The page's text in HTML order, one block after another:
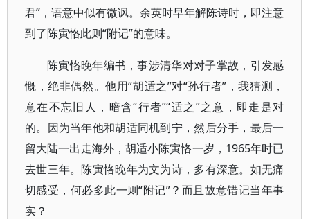
君”，语意中似有微讽。余英时早年解陈诗时，即注意
到了陈寅恪此则“附记”的意味。
陈寅恪晚年编书，事涉清华对对子掌故，引发感
慨，绝非偶然。他用“胡适之”对“孙行者”，我猜测，
意在不忘旧人，暗含“行者”“适之”之意，即走是对
的。因为当年他和胡适同机到宁，然后分手，最后一
留大陆一出走海外，胡适小陈寅恪一岁，1965年时已
去世三年。陈寅恪晚年为文为诗，多有深意。如无痛
切感受，何必多此一则“附记”？而且故意错记当年事
实？